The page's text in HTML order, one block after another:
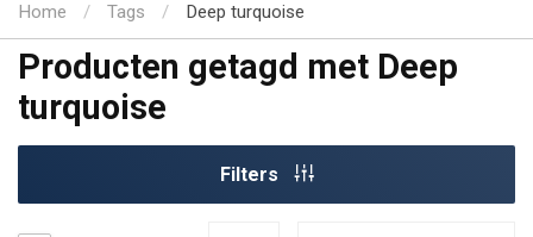
Home / Tags / Deep turquoise
Producten getagd met Deep
turquoise
Filters